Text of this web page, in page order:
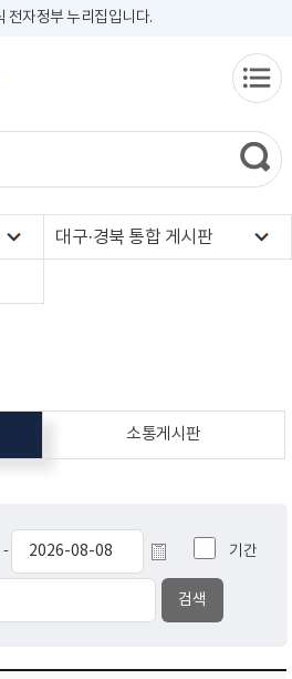
전자정부 누리집입니다.
대구·경북 통합 게시판
소통게시판
- 기간